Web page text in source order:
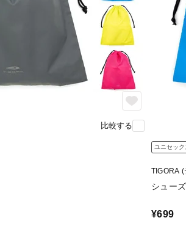
比較する
ユニセック
TIGORA
シュー
¥699